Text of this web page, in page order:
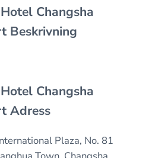
Changsha
Beskrivning
Changsha
Adress
Plaza, No. 81